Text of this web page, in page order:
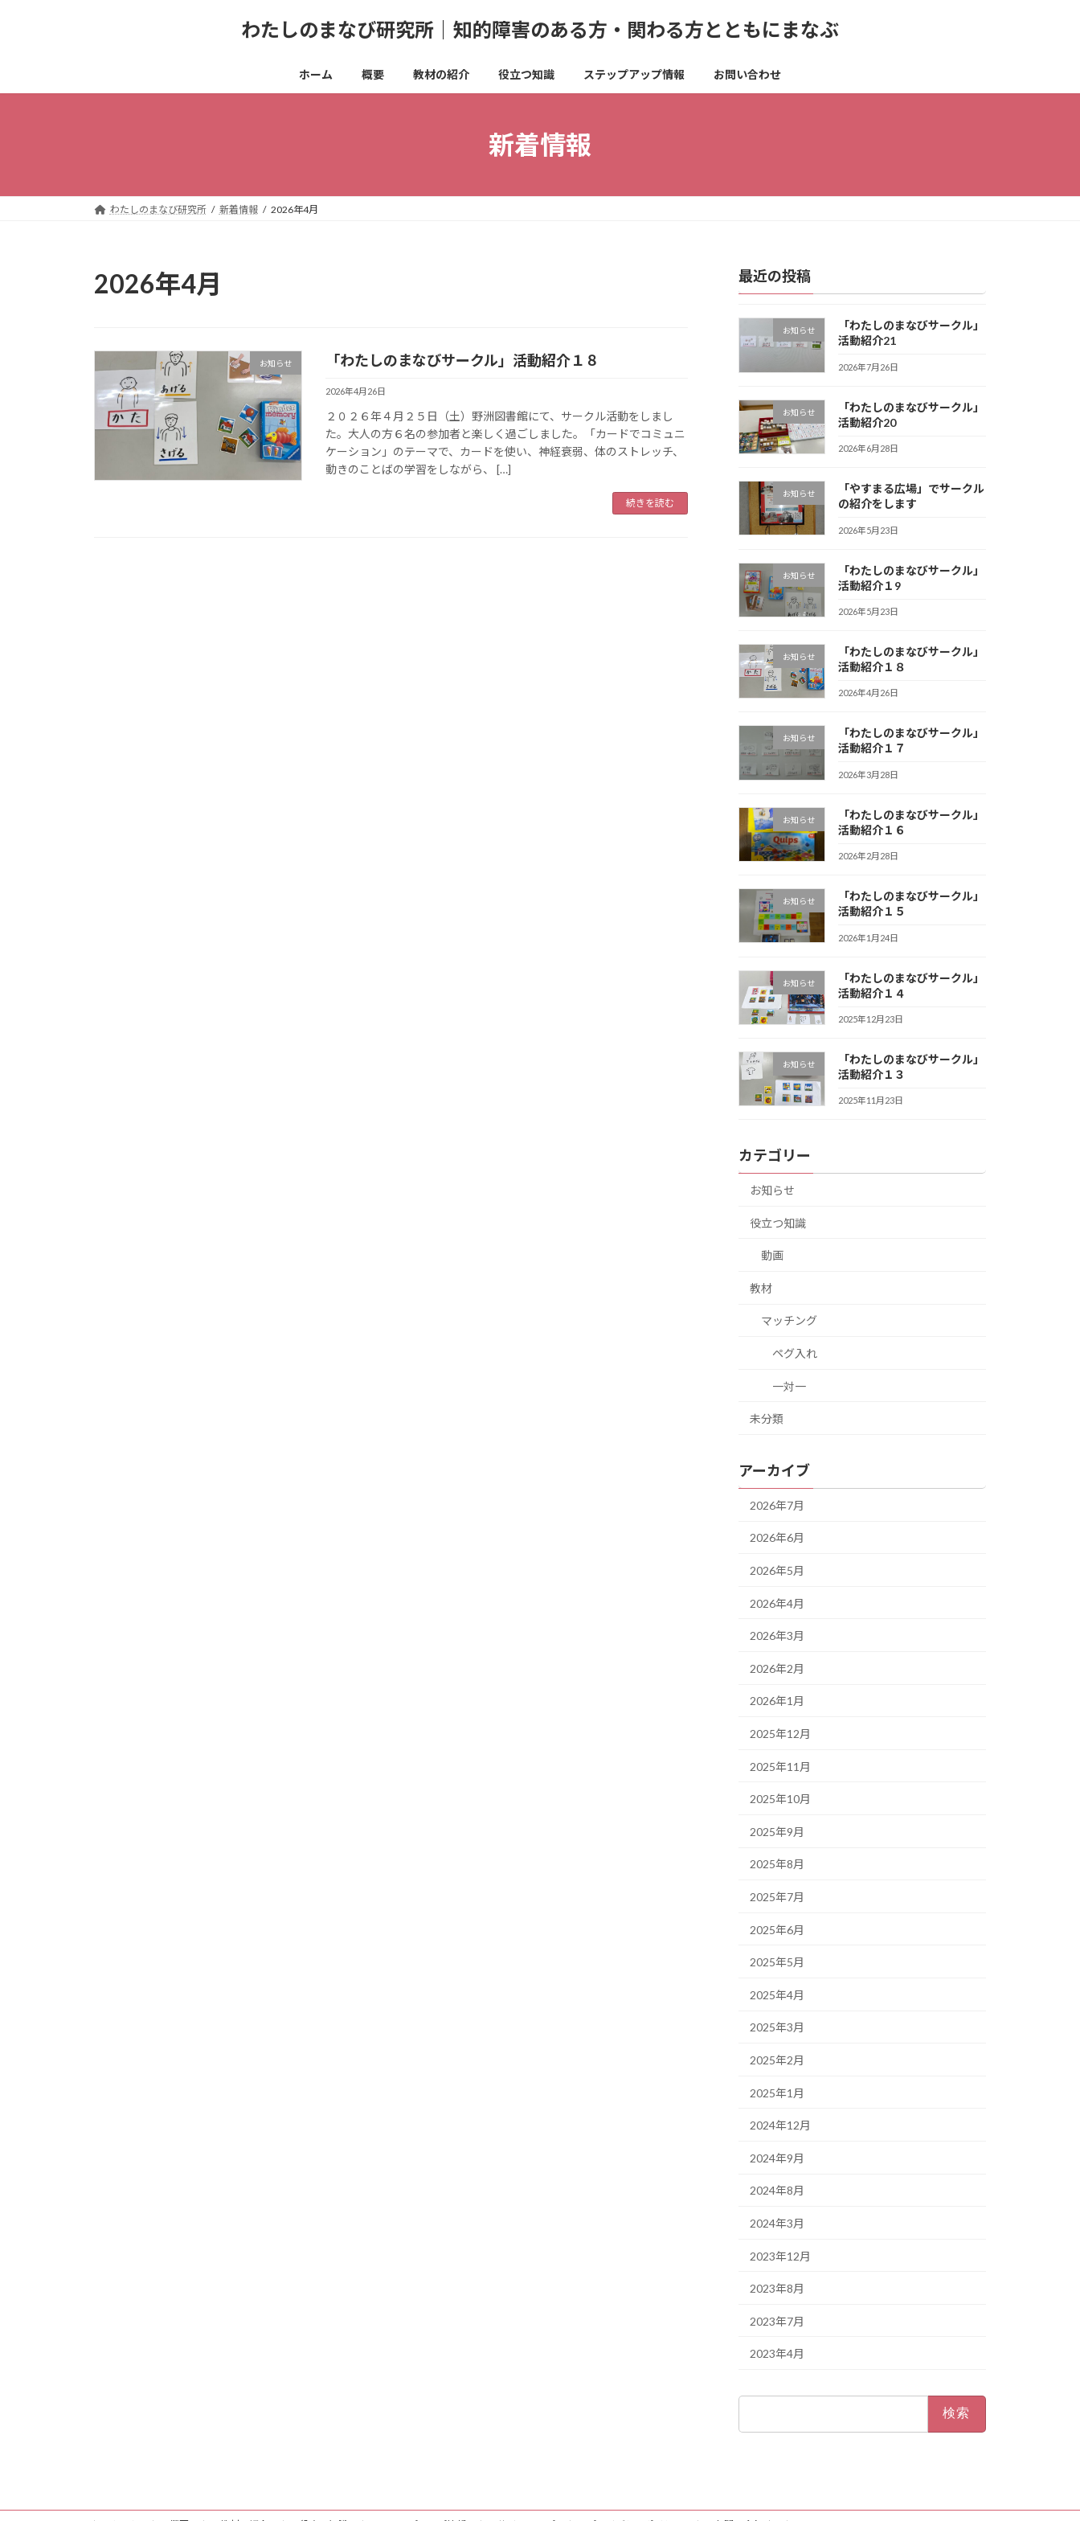
わたしのまなび研究所｜知的障害のある方・関わる方とともにまなぶ
ホーム 概要 教材の紹介 役立つ知識 ステップアップ情報 お問い合わせ
新着情報
わたしのまなび研究所 新着情報 2026年4月
2026年4月
お知らせ 「わたしのまなびサークル」活動紹介１８
2026年4月26日
２０２６年４月２５日（土）野洲図書館にて、サークル活動をしまし
た。大人の方６名の参加者と楽しく過ごしました。「カードでコミュニ
ケーション」のテーマで、カードを使い、神経衰弱、体のストレッチ、
動きのことばの学習をしながら、 […]
続きを読む
最近の投稿
お知らせ
「わたしのまなびサークル」
活動紹介21
2026年7月26日
お知らせ
「わたしのまなびサークル」
活動紹介20
2026年6月28日
お知らせ
「やすまる広場」でサークル
の紹介をします
2026年5月23日
お知らせ
「わたしのまなびサークル」
活動紹介１9
2026年5月23日
お知らせ
「わたしのまなびサークル」
活動紹介１８
2026年4月26日
お知らせ
「わたしのまなびサークル」
活動紹介１７
2026年3月28日
お知らせ
「わたしのまなびサークル」
活動紹介１６
2026年2月28日
お知らせ
「わたしのまなびサークル」
活動紹介１５
2026年1月24日
お知らせ
「わたしのまなびサークル」
活動紹介１４
2025年12月23日
お知らせ
「わたしのまなびサークル」
活動紹介１３
2025年11月23日
カテゴリー
お知らせ
役立つ知識
動画
教材
マッチング
ペグ入れ
一対一
未分類
アーカイブ
2026年7月
2026年6月
2026年5月
2026年4月
2026年3月
2026年2月
2026年1月
2025年12月
2025年11月
2025年10月
2025年9月
2025年8月
2025年7月
2025年6月
2025年5月
2025年4月
2025年3月
2025年2月
2025年1月
2024年12月
2024年9月
2024年8月
2024年3月
2023年12月
2023年8月
2023年7月
2023年4月